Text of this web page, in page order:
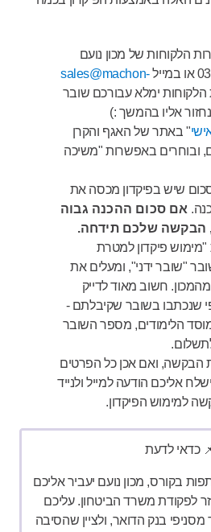
הלקוחות של מכון נועם
sales@machon-
הלקוחות ימלא עבורכם שובר
אליו בהמשך :)
" באתר של האגף והקרן
ובוחרים באפשרות "משיכה
שיש בפיקדון מכסה את
אם סכום ההכנה גבוה
הבקשה שלכם תידחה.
פיקדון למטרת
"שובר ידני", ומעלים את
חשוב מאוד לדייק
שנכתבו בשובר שקיבלתם -
הלימודים, מספר השובר
הבקשה, ואם אכן כל הפרטים
אליכם הודעה למייל ולנייד
למימוש הפיקדון.
כדאי לדעת
בקורס, מכון נועם יעביר אליכם
לפקודת משרד הביטחון. עליכם
בנק הדואר, ולציין שהסיבה